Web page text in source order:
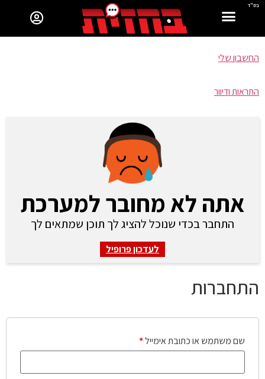
בס"ד
החשבון שלי
התראות ודיוור
אתה לא מחובר למערכת
התחבר בכדי שנוכל להציג לך תוכן שמתאים לך
לעדכון פרופיל
התחברות
שם משתמש או כתובת אימייל*